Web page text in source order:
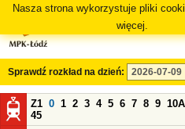
Nasza strona wykorzystuje pliki
więcej.
Sprawdź rozkład na dzień:
Z1 0 1 2 3 4 5 6 7 8 9 10A
45